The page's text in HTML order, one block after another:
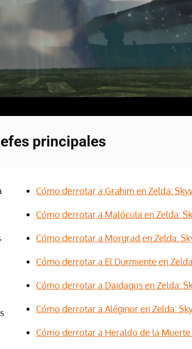
principales
Cómo derrotar a Grahim en Zelda:
Cómo derrotar a Malócula en Zelda:
Cómo derrotar a Morgrad en Zelda:
Cómo derrotar a El Durmiente en
Cómo derrotar a Daidagos en Zelda:
Cómo derrotar a Aléginor en Zelda:
Cómo derrotar a Heraldo de la